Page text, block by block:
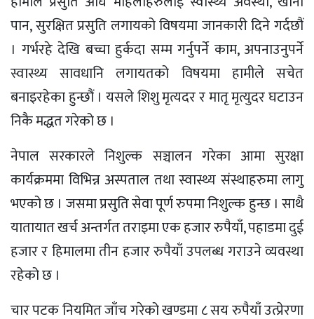
पान, सुरक्षित प्रसुति लगायको विषयमा जानकारी दिने गर्दछौं
। गर्भरहे देखि बच्चा हुर्कदा सम्म गर्नुपर्ने काम, अपनाउनुपर्ने
स्वास्थ्य सावधानि लगायतको विषयमा हामीले सचेत
बनाइरहेका हुन्छौं । यसले शिशु मृत्यदर र मातृ मृत्युदर घटाउन
निकै मद्धत गरेको छ ।
नेपाल सरकारले निशुल्क सञ्चालन गरेका आमा सुरक्षा
कार्यक्रममा विभिन्न अस्पताल तथा स्वास्थ्य संस्थाहरुमा लागु
भएको छ । जसमा प्रसुति सेवा पूर्ण रुपमा निशुल्क हुन्छ । साथै
यातायात खर्च अन्तर्गत तराइमा एक हजार रुपैयाँ, पहाडमा दुई
हजार र हिमालमा तीन हजार रुपैयाँ उपलब्ध गराउने व्यवस्था
रहेको छ ।
चार पटक नियमित जाँच गरेको खण्डमा ८ सय रुपैयाँ उत्प्रेरणा